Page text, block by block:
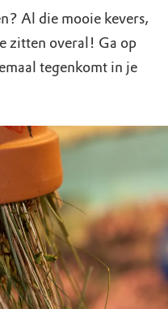
Al die mooie kevers,
zitten overal! Ga op
tegenkomt in je